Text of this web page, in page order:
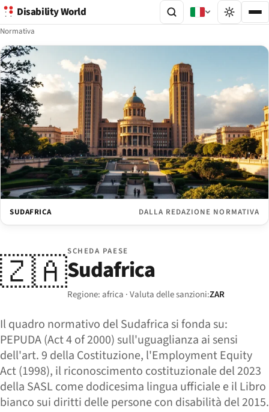
Disability World
Normativa
SUDAFRICA DALLA REDAZIONE NORMATIVA
🇿🇦SCHEDA PAESE
Sudafrica
Regione: africa · Valuta delle sanzioni:ZAR
Il quadro normativo del Sudafrica si fonda su:
PEPUDA (Act 4 of 2000) sull'uguaglianza ai sensi
dell'art. 9 della Costituzione, l'Employment Equity
Act (1998), il riconoscimento costituzionale del 2023
della SASL come dodicesima lingua ufficiale e il Libro
bianco sui diritti delle persone con disabilità del 2015.